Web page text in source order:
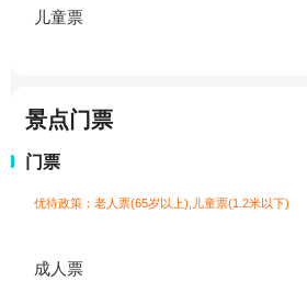
儿童票
景点门票
门票
优待政策：老人票(65岁以上),儿童票(1.2米以下)
成人票